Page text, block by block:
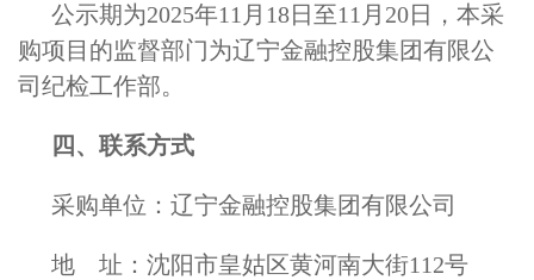
公示期为2025年11月18日至11月20日，本采
购项目的监督部门为辽宁金融控股集团有限公
司纪检工作部。
四、联系方式
采购单位：辽宁金融控股集团有限公司
地 址：沈阳市皇姑区黄河南大街112号